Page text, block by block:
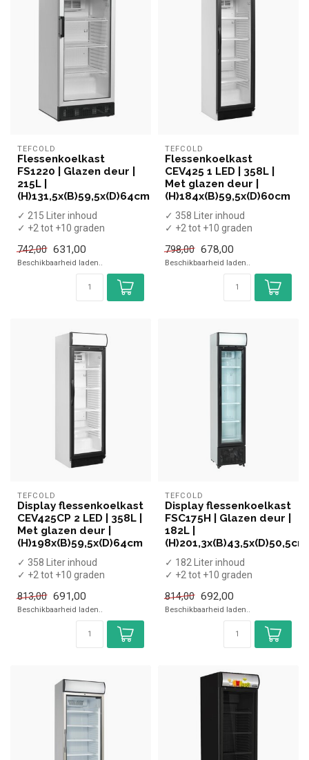
TEFCOLD
Flessenkoelkast
FS1220 | Glazen deur |
215L |
(H)131,5x(B)59,5x(D)64cm
✓ 215 Liter inhoud
✓ +2 tot +10 graden
✓ Breedte 59,5 cm, diep...
742,00 631,00
Beschikbaarheid laden..
TEFCOLD
Flessenkoelkast
CEV425 1 LED | 358L |
Met glazen deur |
(H)184x(B)59,5x(D)60cm
✓ 358 Liter inhoud
✓ +2 tot +10 graden
✓ Breedte 59,5 cm, diep...
798,00 678,00
Beschikbaarheid laden..
TEFCOLD
Display flessenkoelkast
CEV425CP 2 LED | 358L |
Met glazen deur |
(H)198x(B)59,5x(D)64cm
✓ 358 Liter inhoud
✓ +2 tot +10 graden
✓ Breedte 59,5 cm, diep...
813,00 691,00
Beschikbaarheid laden..
TEFCOLD
Display flessenkoelkast
FSC175H | Glazen deur |
182L |
(H)201,3x(B)43,5x(D)50,5cm
✓ 182 Liter inhoud
✓ +2 tot +10 graden
✓ Breedte 43,5 cm, diep...
814,00 692,00
Beschikbaarheid laden..